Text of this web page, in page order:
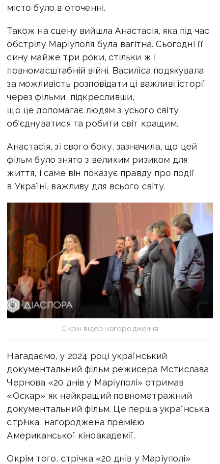
місто було в оточенні.
Також на сцену вийшла Анастасія, яка під час
обстрілу Маріуполя була вагітна. Сьогодні її
сину майже три роки, стільки ж і
повномасштабній війні. Василіса подякувала
за можливість розповідати ці важливі історії
через фільми, підкресливши,
що це допомагає людям з усього світу
об'єднуватися та робити світ кращим.
Анастасія, зі свого боку, зазначила, що цей
фільм було знято з великим ризиком для
життя, і саме він показує правду про події
в Україні, важливу для всього світу.
Скрін відео нагородження
Нагадаємо, у 2024 році український
документальний фільм режисера Мстислава
Чернова «20 днів у Маріуполі» отримав
«Оскар» як найкращий повнометражний
документальний фільм. Це перша українська
стрічка, нагороджена премією
Американської кіноакадемії.
Окрім того, стрічка «20 днів у Маріуполі»